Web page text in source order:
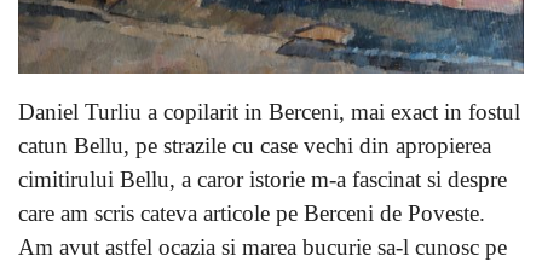
Daniel Turliu a copilarit in Berceni, mai exact in fostul
catun Bellu, pe strazile cu case vechi din apropierea
cimitirului Bellu, a caror istorie m-a fascinat si despre
care am scris cateva articole pe Berceni de Poveste.
Am avut astfel ocazia si marea bucurie sa-l cunosc pe